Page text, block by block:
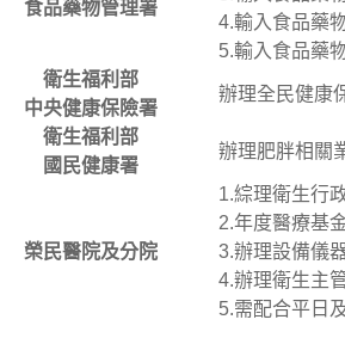
食品藥物管理署
4.輸入食品藥
5.輸入食品藥
衛生福利部
中央健康保險署
辦理全民健康
衛生福利部
國民健康署
辦理肥胖相關
榮民醫院及分院
1.綜理衛生行
2.年度醫療基
3.辦理設備儀
4.辦理衛生主
5.需配合平日